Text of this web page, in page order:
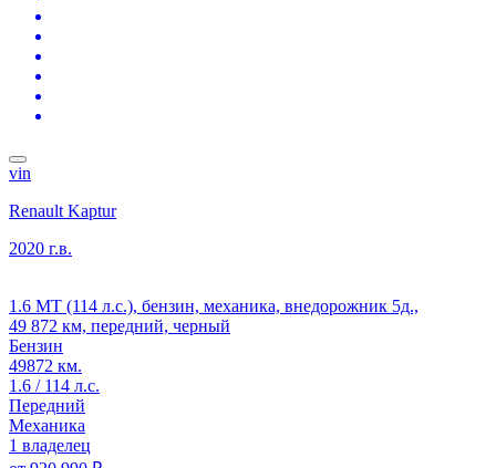
vin
Renault Kaptur
2020 г.в.
1.6 MT (114 л.с.), бензин, механика, внедорожник 5д.,
49 872 км, передний, черный
Бензин
49872 км.
1.6 / 114 л.с.
Передний
Механика
1 владелец